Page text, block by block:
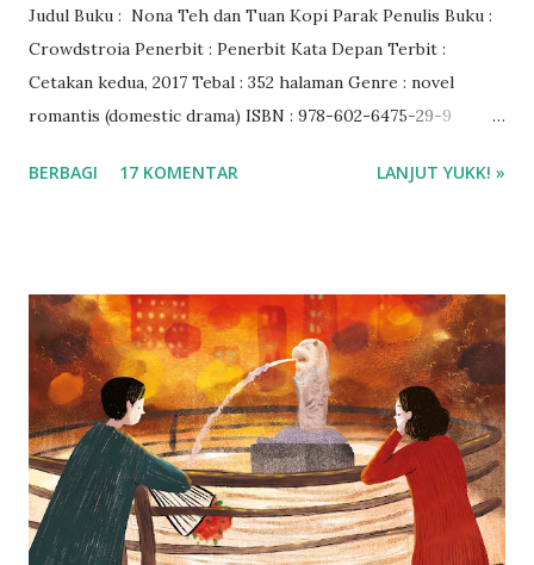
Judul Buku : Nona Teh dan Tuan Kopi Parak Penulis Buku :
Crowdstroia Penerbit : Penerbit Kata Depan Terbit :
Cetakan kedua, 2017 Tebal : 352 halaman Genre : novel
romantis (domestic drama) ISBN : 978-602-6475-29-9
BERBAGI 17 KOMENTAR LANJUT YUKK! »